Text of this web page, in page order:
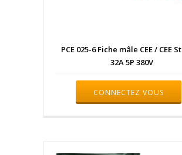
PCE 025-6 Fiche mâle CEE / CEE
32A 5P 380V
CONNECTEZ VOUS